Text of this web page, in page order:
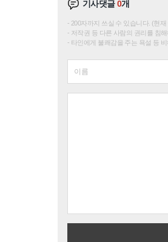
기사댓글0개
200자까지 쓰실 수 있습니다. (현재
저작권 등 다른 사람의 권리를 침
타인에게 불쾌감을 주는 욕설 등